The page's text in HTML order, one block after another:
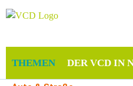
THEMEN DER VCD IN